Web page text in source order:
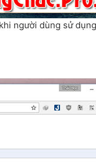
người dùng sử